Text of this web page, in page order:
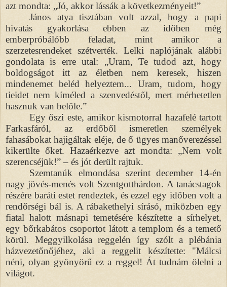
azt mondta: „Jó, akkor lássák a következményeit!”
János atya tisztában volt azzal, hogy a papi
hivatás gyakorlása ebben az időben még
emberpróbálóbb feladat, mint amikor a
szerzetesrendeket szétverték. Lelki naplójának alábbi
gondolata is erre utal: „Uram, Te tudod azt, hogy
boldogságot itt az életben nem keresek, hiszen
mindenemet beléd helyeztem... Uram, tudom, hogy
tieidet nem kíméled a szenvedéstől, mert mérhetetlen
hasznuk van belőle.”
Egy őszi este, amikor kismotorral hazafelé tartott
Farkasfáról, az erdőből ismeretlen személyek
fahasábokat hajigáltak eléje, de ő ügyes manőverezéssel
kikerülte őket. Hazaérkezve azt mondta: „Nem volt
szerencséjük!” – és jót derült rajtuk.
Szemtanúk elmondása szerint december 14-én
nagy jövés-menés volt Szentgotthárdon. A tanácstagok
részére baráti estet rendeztek, és ezzel egy időben volt a
rendőrségi bál is. A rábakethelyi sírásó, miközben egy
fiatal halott másnapi temetésére készítette a sírhelyet,
egy bőrkabátos csoportot látott a templom és a temető
körül. Meggyilkolása reggelén így szólt a plébánia
házvezetőnőjéhez, aki a reggelit készítette: "Málcsi
néni, olyan gyönyörű ez a reggel! Át tudnám ölelni a
világot.